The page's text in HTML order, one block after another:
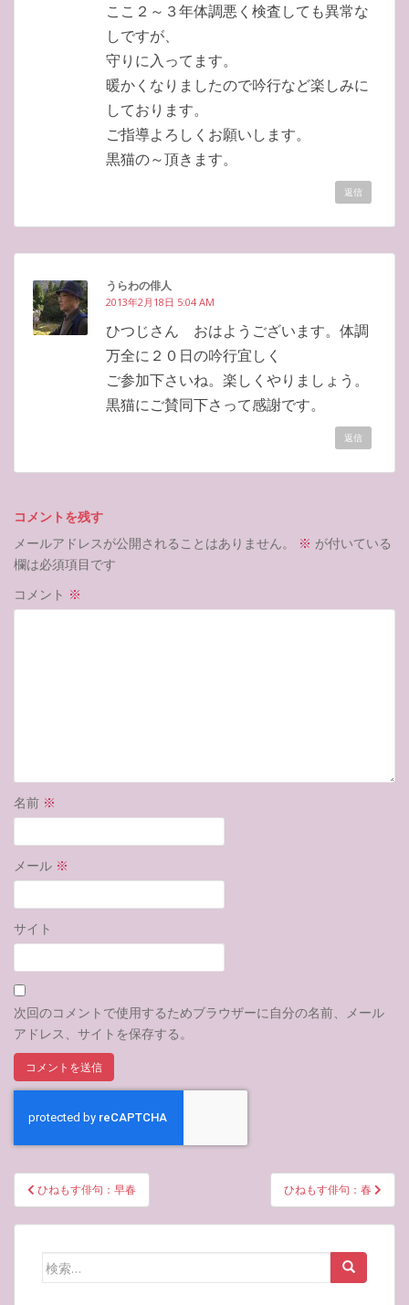
ここ２～３年体調悪く検査しても異常な
しですが、
守りに入ってます。
暖かくなりましたので吟行など楽しみに
しております。
ご指導よろしくお願いします。
黒猫の～頂きます。
返信
うらわの俳人
2013年2月18日 5:04 AM
ひつじさん おはようございます。体調
万全に２０日の吟行宜しく
ご参加下さいね。楽しくやりましょう。
黒猫にご賛同下さって感謝です。
返信
コメントを残す
メールアドレスが公開されることはありません。
※ が付いている
欄は必須項目です
コメント ※
名前 ※
メール ※
サイト
次回のコメントで使用するためブラウザーに自分の名前、メール
アドレス、サイトを保存する。
投
稿
ナ
ひねもす俳句：早春 ひねもす俳句：春
検